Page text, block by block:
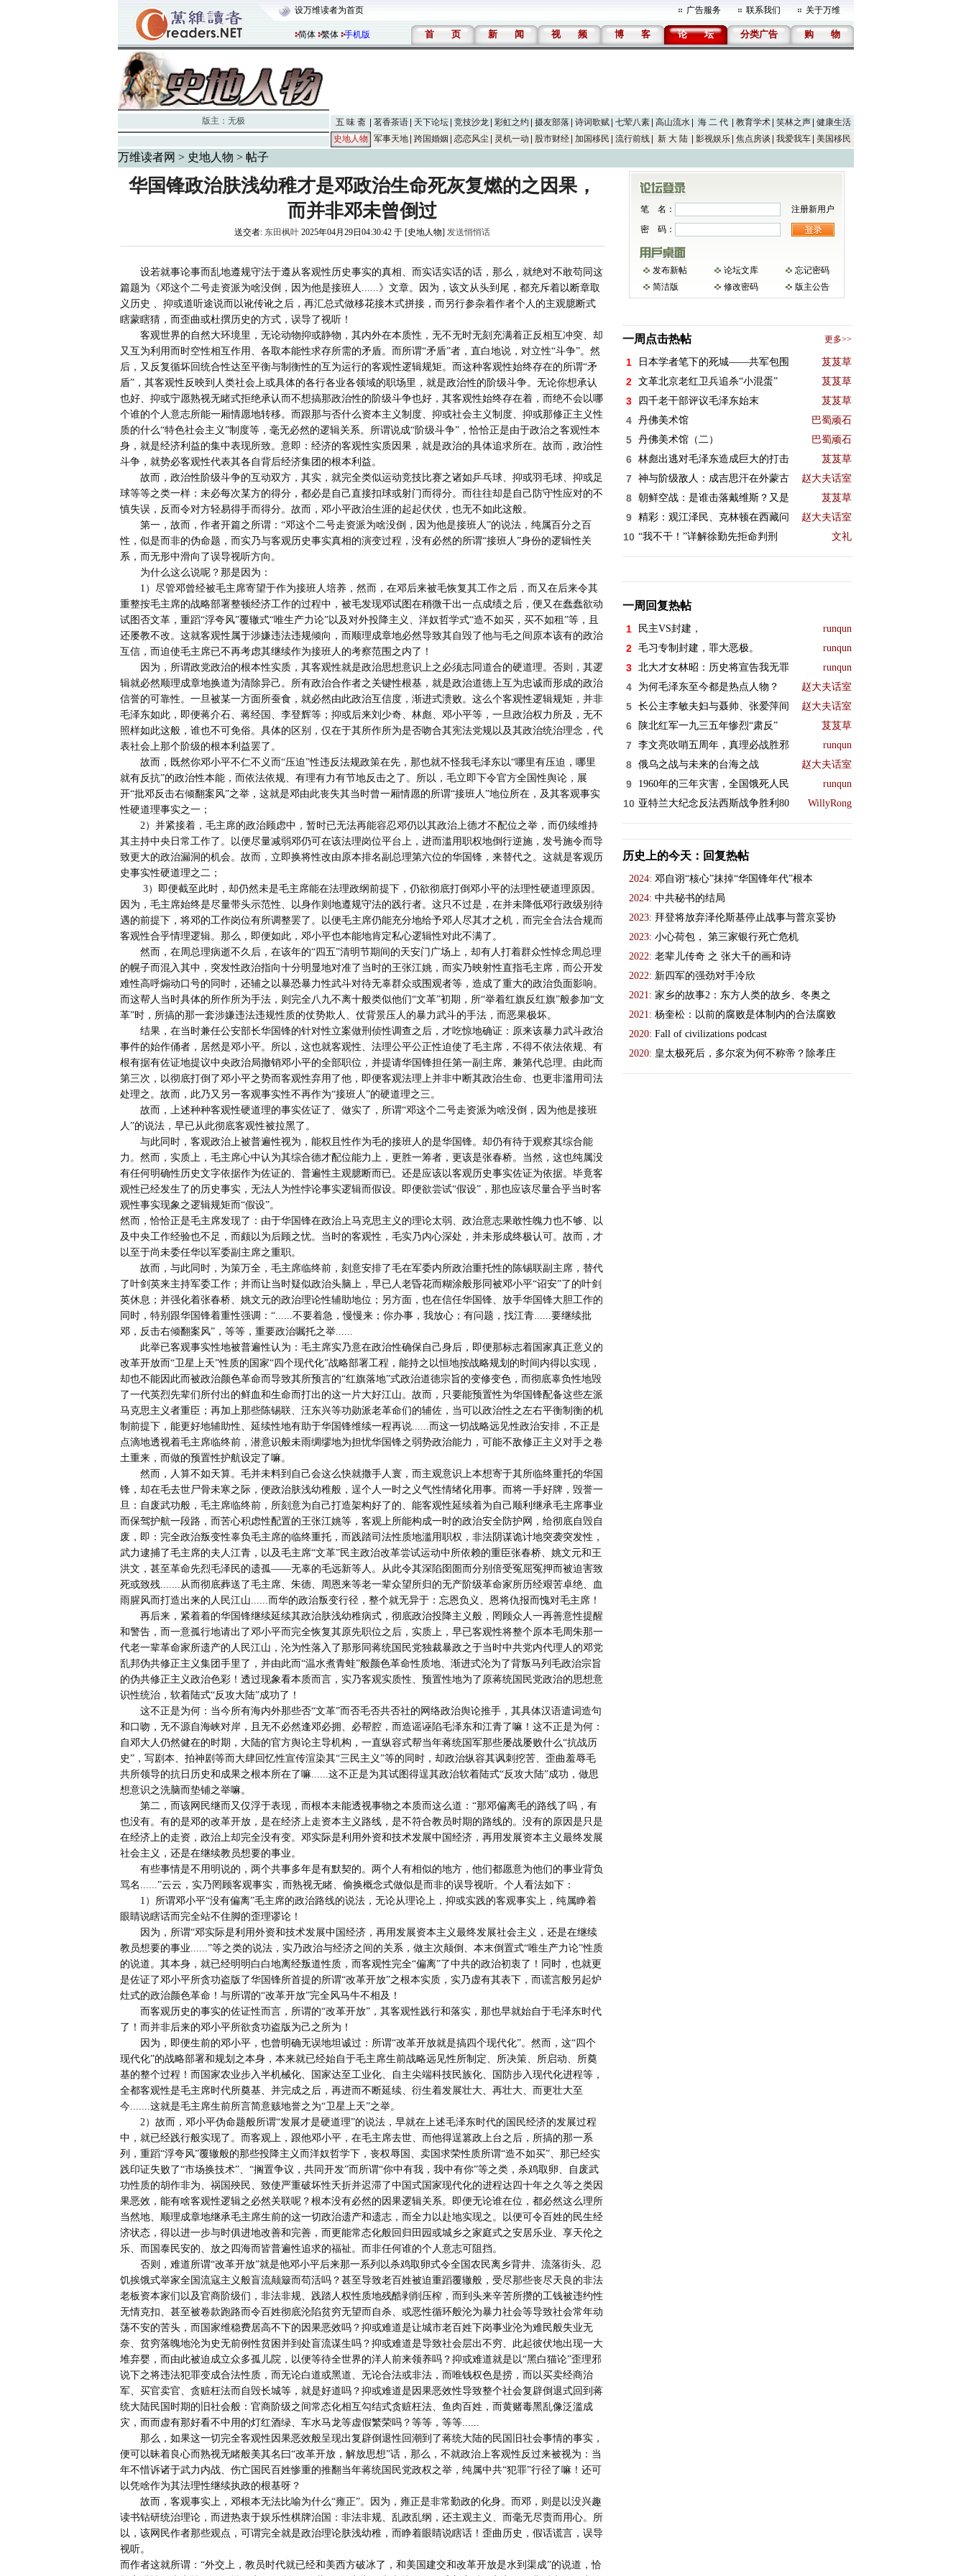
设万维读者为首页 广告服务 联系我们 关于万维
简体 繁体 手机版 首 页 新 闻 视 频 博 客 论 坛 分类广告 购 物
版主： 无极 五 味 斋 茗香茶语 天下论坛 竞技沙龙 彩虹之约 摄友部落 诗词歌赋 七荤八素 高山流水 海 二 代 教育学术 笑林之声
健康生活
史地人物
军事天地 跨国婚姻 恋恋风尘 灵机一动 股市财经 加国移民 流行前线 新 大 陆 影视娱乐 焦点房谈 我爱我车 美国移民
万维读者网 > 史地人物 > 帖子
华国锋政治肤浅幼稚才是邓政治生命死灰复燃的之因果，
而并非邓未曾倒过
送交者: 东田枫叶 2025年04月29日04:30:42 于 [史地人物] 发送悄悄话
篇题为《邓这个二号走资派为啥没倒，因为他是接班人......》文章。因为，该文从头到尾，都充斥着以断章取
义历史 、抑或道听途说而以讹传讹之后，再汇总式做移花接木式拼接，而另行参杂着作者个人的主观臆断式
瞎蒙瞎猜，而歪曲或杜撰历史的方式，误导了视听！
又互为利用而时空性相互作用、各取本能性求存所需的矛盾。而所谓“矛盾”者，直白地说，对立性“斗争”。然
后，又反复循坏回统合性达至平衡与制衡性的互为运行的客观性逻辑规矩。而这种客观性始终存在的所谓“矛
盾”，其客观性反映到人类社会上或具体的各行各业各领域的职场里，就是政治性的阶级斗争。无论你想承认
也好、抑或宁愿熟视无睹式拒绝承认而不想搞那政治性的阶级斗争也好，其客观性始终存在着，而绝不会以哪
个谁的个人意志所能一厢情愿地转移。而跟那与否什么资本主义制度、抑或社会主义制度、抑或那修正主义性
质的什么“特色社会主义”制度等，毫无必然的逻辑关系。所谓说成“阶级斗争”，恰恰正是由于政治之客观性本
身，就是经济利益的集中表现所致。意即：经济的客观性实质因果，就是政治的具体追求所在。故而，政治性
斗争，就势必客观性代表其各自背后经济集团的根本利益。
球等等之类一样：未必每次某方的得分，都必是自己直接扣球或射门而得分。而往往却是自己防守性应对的不
慎失误，反而令对方轻易得手而得分。故而，邓小平政治生涯的起起伏伏，也无不如此这般。
性，似是而非的伪命题，而实乃与客观历史事实真相的演变过程，没有必然的所谓“接班人”身份的逻辑性关
系，而无形中滑向了误导视听方向。
重整按毛主席的战略部署整顿经济工作的过程中，被毛发现邓试图在稍微干出一点成绩之后，便又在蠢蠢欲动
试图否文革，重蹈“浮夸风”覆辙式“唯生产力论”以及对外投降主义、洋奴哲学式“造不如买，买不如租”等，且
还屡教不改。这就客观性属于涉嫌违法违规倾向，而顺理成章地必然导致其自毁了他与毛之间原本该有的政治
互信，而迫使毛主席已不再考虑其继续作为接班人的考察范围之内了！
辑就必然顺理成章地换道为清除异己。所有政治合作者之关键性根基，就是政治道德上互为忠诚而形成的政治
信誉的可靠性。一旦被某一方面所蚕食，就必然由此政治互信度，渐进式溃败。这么个客观性逻辑规矩，并非
毛泽东如此，即便蒋介石、蒋经国、李登辉等；抑或后来刘少奇、林彪、邓小平等，一旦政治权力所及，无不
照样如此这般，谁也不可免俗。具体的区别，仅在于其所作所为是否吻合其宪法党规以及其政治统治理念，代
表社会上那个阶级的根本利益罢了。
就有反抗”的政治性本能，而依法依规、有理有力有节地反击之了。所以，毛立即下令官方全国性舆论，展
开“批邓反击右倾翻案风”之举，这就是邓由此丧失其当时曾一厢情愿的所谓“接班人”地位所在，及其客观事实
性硬道理事实之一；
其主持中央日常工作了。以便尽量减弱邓仍可在该法理岗位平台上，进而滥用职权地倒行逆施，发号施令而导
致更大的政治漏洞的机会。故而，立即换将性改由原本排名副总理第六位的华国锋，来替代之。这就是客观历
史事实性硬道理之二；
因为，毛主席始终是尽量带头示范性、以身作则地遵规守法的践行者。这只不过是，在并未降低邓行政级别待
遇的前提下，将邓的工作岗位有所调整罢了。以便毛主席仍能充分地给予邓人尽其才之机，而完全合法合规而
客观性合乎情理逻辑。那么，即便如此，邓小平也本能地肯定私心逻辑性对此不满了。
的幌子而混入其中，突发性政治指向十分明显地对准了当时的王张江姚，而实乃映射性直指毛主席，而公开发
难性高呼煽动口号的同时，还辅之以暴恐暴力性武斗对待无辜群众或围观者等，造成了重大的政治负面影响。
而这帮人当时具体的所作所为手法，则完全八九不离十般类似他们“文革”初期，所“举着红旗反红旗”般参加“文
革”时，所搞的那一套涉嫌违法违规性质的仗势欺人、仗背景压人的暴力武斗的手法，而恶果极坏。
事件的始作俑者，居然是邓小平。所以，这也就客观性、法理公平公正性迫使了毛主席，不得不依法依规、有
根有据有佐证地提议中央政治局撤销邓小平的全部职位，并提请华国锋担任第一副主席、兼第代总理。由此而
第三次，以彻底打倒了邓小平之势而客观性弃用了他，即便客观法理上并非中断其政治生命、也更非滥用司法
处理之。故而，此乃又另一客观事实性不再作为“接班人”的硬道理之三。
人”的说法，早已从此彻底客观性被拉黑了。
力。然而，实质上，毛主席心中认为其综合德才配位能力上，更胜一筹者，更该是张春桥。当然，这也纯属没
有任何明确性历史文字依据作为佐证的、普遍性主观臆断而已。还是应该以客观历史事实佐证为依据。毕竟客
观性已经发生了的历史事实，无法人为性悖论事实逻辑而假设。即便欲尝试“假设”，那也应该尽量合乎当时客
观性事实现象之逻辑规矩而“假设”。
然而，恰恰正是毛主席发现了：由于华国锋在政治上马克思主义的理论太弱、政治意志果敢性魄力也不够、以
及中央工作经验也不足，而颇以为后顾之忧。当时的客观性，毛实乃内心深处，并未形成终极认可。故而，才
以至于尚未委任华以军委副主席之重职。
了叶剑英来主持军委工作；并而让当时疑似政治头脑上，早已人老昏花而糊涂般形同被邓小平“诏安”了的叶剑
英休息；并强化着张春桥、姚文元的政治理论性辅助地位；另方面，也在信任华国锋、放手华国锋大胆工作的
同时，特别跟华国锋着重性强调：“......不要着急，慢慢来；你办事，我放心；有问题，找江青......要继续批
邓，反击右倾翻案风”，等等，重要政治嘱托之举......
改革开放而“卫星上天”性质的国家“四个现代化”战略部署工程，能持之以恒地按战略规划的时间内得以实现，
却也不能因此而被政治颜色革命而导致其所预言的“红旗落地”式政治道德宗旨的变修变色，而彻底辜负性地毁
了一代英烈先辈们所付出的鲜血和生命而打出的这一片大好江山。故而，只要能预置性为华国锋配备这些左派
马克思主义者重臣；再加上那些陈锡联、汪东兴等功勋派老革命们的辅佐，当可以政治性之左右平衡制衡的机
制前提下，能更好地辅助性、延续性地有助于华国锋维续一程再说......而这一切战略远见性政治安排，不正是
点滴地透视着毛主席临终前，潜意识般未雨绸缪地为担忧华国锋之弱势政治能力，可能不敌修正主义对手之卷
土重来，而做的预置性护航设定了嘛。
锋，却在毛去世尸骨未寒之际，便政治肤浅幼稚般，逞个人一时之义气性情绪化用事。而将一手好牌，毁誉一
旦：自废武功般，毛主席临终前，所刻意为自己打造架构好了的、能客观性延续着为自己顺利继承毛主席事业
而保驾护航一段路，而苦心积虑性配置的王张江姚等，客观上所能构成一时的政治安全防护网，给彻底自毁自
废，即：完全政治叛变性辜负毛主席的临终重托，而践踏司法性质地滥用职权，非法阴谋诡计地突袭突发性，
武力逮捕了毛主席的夫人江青，以及毛主席“文革”民主政治改革尝试运动中所依赖的重臣张春桥、姚文元和王
洪文，甚至革命先烈毛泽民的遗孤——无辜的毛远新等人。从此令其深陷囹圄而分别倍受冤屈冤押而被迫害致
死或致残.......从而彻底葬送了毛主席、朱德、周恩来等老一辈众望所归的无产阶级革命家所历经艰苦卓绝、血
雨腥风而打造出来的人民江山......而华的政治叛变行径，整个就无异于：忘恩负义、恩将仇报而愧对毛主席！
和警告，而一意孤行地请出了邓小平而完全恢复其原先职位之后，实质上，早已客观性将整个原本毛周朱那一
代老一辈革命家所遗产的人民江山，沦为性落入了那形同蒋统国民党独裁暴政之于当时中共党内代理人的邓党
乱邦伪共修正主义集团手里了，并由此而“温水煮青蛙”般颜色革命性质地、渐进式沦为了背叛马列毛政治宗旨
的伪共修正主义政治色彩！透过现象看本质而言，实乃客观实质性、预置性地为了原蒋统国民党政治的思想意
识性统治，软着陆式“反攻大陆”成功了！
和口吻，无不源自海峡对岸，且无不必然逢邓必拥、必帮腔，而造谣诬陷毛泽东和江青了嘛！这不正是为何：
自邓大人仍然健在的时期，大陆的官方舆论主导机构，一直纵容式帮当年蒋统国军那些屡战屡败什么“抗战历
史”，写剧本、拍神剧等而大肆回忆性宣传渲染其“三民主义”等的同时，却政治纵容其讽刺挖苦、歪曲羞辱毛
共所领导的抗日历史和成果之根本所在了嘛......这不正是为其试图得逞其政治软着陆式“反攻大陆”成功，做思
想意识之洗脑而垫铺之举嘛。
也没有。有的是邓的改革开放，是在经济上走资本主义路线，是不符合教员时期的路线的。没有的原因是只是
在经济上的走资，政治上却完全没有变。邓实际是利用外资和技术发展中国经济，再用发展资本主义最终发展
社会主义，还是在继续教员想要的事业。
骂名......”云云，实乃罔顾客观事实，而熟视无睹、偷换概念式做似是而非的误导视听。个人看法如下：
眼睛说瞎话而完全站不住脚的歪理谬论！
教员想要的事业......”等之类的说法，实乃政治与经济之间的关系，做主次颠倒、本末倒置式“唯生产力论”性质
的说道。其本身，就已经明明白白地离经叛道性质，而客观性完全“偏离”了中共的政治初衷了！同时，也就更
是佐证了邓小平所贪功盗版了华国锋所首提的所谓“改革开放”之根本实质，实乃虚有其表下，而谎言般另起炉
灶式的政治颜色革命！与所谓的“改革开放”完全风马牛不相及！
了！而并非后来的邓小平所欲贪功盗版为己之所为！
现代化”的战略部署和规划之本身，本来就已经始自于毛主席生前战略远见性所制定、所决策、所启动、所奠
基的整个过程！而国家农业步入半机械化、国家达至工业化、自主尖端科技民族化、国防步入现代化进程等，
全都客观性是毛主席时代所奠基、并完成之后，再进而不断延续、衍生着发展壮大、再壮大、而更壮大至
今.......这就是毛主席生前所言简意赅地誉之为“卫星上天”之举。
中，就已经践行般实现了。而客观上，跟他邓小平，在毛主席去世、而他得逞篡政上台之后，所搞的那一系
列，重蹈“浮夸风”覆辙般的那些投降主义而洋奴哲学下，丧权辱国、卖国求荣性质所谓“造不如买”、那已经实
践印证失败了“市场换技术”、“搁置争议，共同开发”而所谓“你中有我，我中有你”等之类，杀鸡取卵、自废武
功性质的胡作非为、祸国殃民、致使严重破坏性夭折并迟滞了中国式国家现代化的进程达四十年之久等之类因
果恶效，能有啥客观性逻辑之必然关联呢？根本没有必然的因果逻辑关系。即便无论谁在位，都必然这么理所
当然地、顺理成章地继承毛主席生前的这一切政治遗产和遗志，而全力以赴地实现之。以便可令百姓的民生经
济状态，得以进一步与时俱进地改善和完善，而更能常态化般回归田园或城乡之家庭式之安居乐业、享天伦之
乐、而国泰民安的、放之四海而皆普遍性追求的福祉。而非任何谁的个人意志可阻挡。
饥挨饿式举家全国流寇主义般盲流颠簸而苟活吗？甚至导致老百姓被迫重蹈覆辙般，受尽那些丧尽天良的非法
老板资本家们以及官商阶级们，非法非规、践踏人权性质地残酷剥削压榨，而到头来辛苦所攒的工钱被违约性
无情克扣、甚至被卷款跑路而令百姓彻底沦陷贫穷无望而自杀、或恶性循环般沦为暴力社会等导致社会常年动
荡不安的苦头，而国家维稳费居高不下的因果恶效吗？抑或难道是让城市老百姓下岗事业沦为难民般失业无
奈、贫穷落魄地沦为史无前例性贫困并到处盲流谋生吗？抑或难道是导致社会层出不穷、此起彼伏地出现一大
堆弃婴，而由此被迫成立众多孤儿院，以便等待全世界的洋人前来领养吗？抑或难道就是以“黑白猫论”歪理邪
说下之将违法犯罪变成合法性质，而无论白道或黑道、无论合法或非法，而唯钱权色是捞，而以买卖经商治
军、买官卖官、贪赃枉法而自毁长城等，就是好道吗？抑或难道是因果恶效性导致整个社会复辟倒退式回到蒋
统大陆民国时期的旧社会般：官商阶级之间常态化相互勾结式贪赃枉法、鱼肉百姓，而黄赌毒黑乱像泛滥成
灾，而而虚有那好看不中用的灯红酒绿、车水马龙等虚假繁荣吗？等等，等等......
便可以昧着良心而熟视无睹般美其名曰“改革开放，解放思想”话，那么，不就政治上客观性反过来被视为：当
年不惜诉诸于武力内战、伤亡国民百姓惨重的推翻当年蒋统国民党政权之举，纯属中共“犯罪”行径了嘛！还可
以凭啥作为其法理性继续执政的根基呀？
读书钻研统治理论，而进热衷于娱乐性棋牌治国：非法非规、乱政乱纲，还主观主义、而毫无尽责而用心。所
以，该网民作者那些观点，可谓完全就是政治理论肤浅幼稚，而睁着眼睛说瞎话！歪曲历史，假话谎言，误导
视听。
而作者这就所谓：“外交上，教员时代就已经和美西方破冰了，和美国建交和改革开放是水到渠成”的说道，恰
笔 名：
注册新用户
密 码：
发布新帖 论坛文库
忘记密码
简洁版
修改密码 版主公告
一周点击热帖 更多>>
1 日本学者笔下的死城——共军包围 芨芨草
2 文革北京老红卫兵追杀“小混蛋” 芨芨草
3 四千老干部评议毛泽东始末 芨芨草
4 丹佛美术馆 巴蜀顽石
5 丹佛美术馆（二） 巴蜀顽石
6 林彪出逃对毛泽东造成巨大的打击 芨芨草
7 神与阶级敌人：成吉思汗在外蒙古 赵大夫话室
8 朝鲜空战：是谁击落戴维斯？又是 芨芨草
9 精彩：观江泽民、克林顿在西藏问 赵大夫话室
10 “我不干！”详解徐勤先拒命判刑 文礼
一周回复热帖
1 民主VS封建， runqun
2 毛习专制封建，罪大恶极。 runqun
3 北大才女林昭：历史将宣告我无罪 runqun
4 为何毛泽东至今都是热点人物？ 赵大夫话室
5 长公主李敏夫妇与聂帅、张爱萍间 赵大夫话室
6 陕北红军一九三五年惨烈“肃反” 芨芨草
7 李文亮吹哨五周年，真理必战胜邪 runqun
8 俄乌之战与未来的台海之战 赵大夫话室
9 1960年的三年灾害，全国饿死人民 runqun
10 亚特兰大纪念反法西斯战争胜利80 WillyRong
历史上的今天：回复热帖
2024: 邓自诩“核心”抹掉“华国锋年代”根本
2024: 中共秘书的结局
2023: 拜登将放弃泽伦斯基停止战事与普京妥协
2023: 小心荷包， 第三家银行死亡危机
2022: 老辈儿传奇 之 张大千的画和诗
2022: 新四军的强劲对手冷欣
2021: 家乡的故事2：东方人类的故乡、冬奥之
2021: 杨奎松：以前的腐败是体制内的合法腐败
2020: Fall of civilizations podcast
2020: 皇太极死后，多尔衮为何不称帝？除孝庄